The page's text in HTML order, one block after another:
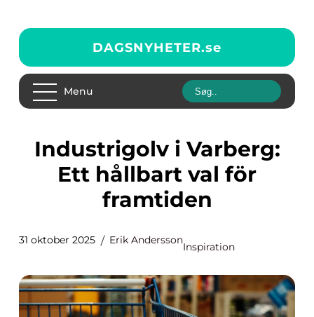
DAGSNYHETER.se
Menu
Industrigolv i Varberg:
Ett hållbart val för
framtiden
31 oktober 2025 Erik Andersson
Inspiration